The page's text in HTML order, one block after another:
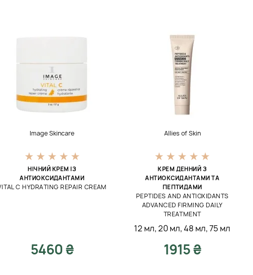
Image Skincare
НІЧНИЙ КРЕМ ІЗ
АНТИОКСИДАНТАМИ
C HYDRATING REPAIR CREAM
5460 ₴
Allies of Skin
КРЕМ ДЕННИЙ З
АНТИОКСИДАНТАМИ ТА
ПЕПТИДАМИ
PEPTIDES AND ANTIOXIDANTS
ADVANCED FIRMING DAILY
TREATMENT
12 мл,20 мл,48 мл,75 мл
1915 ₴